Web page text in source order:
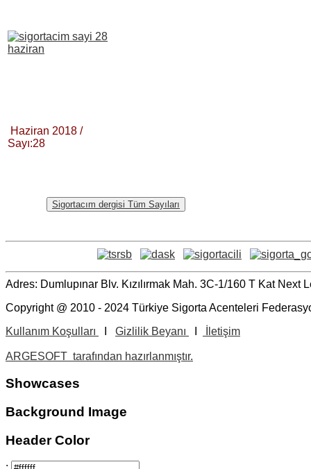
Haziran 2018 /
Sayı:28
Sigortacım dergisi Tüm Sayıları
Adres: Dumlupınar Blv. Kızılırmak Mah. 3C-1/160 T Kat Next
Copyright @ 2010 - 2024 Türkiye Sigorta Acenteleri
Kullanım Koşulları
Gizlilik Beyanı İletişim
ARGESOFT tarafından hazırlanmıştır.
Showcases
Background Image
Header Color